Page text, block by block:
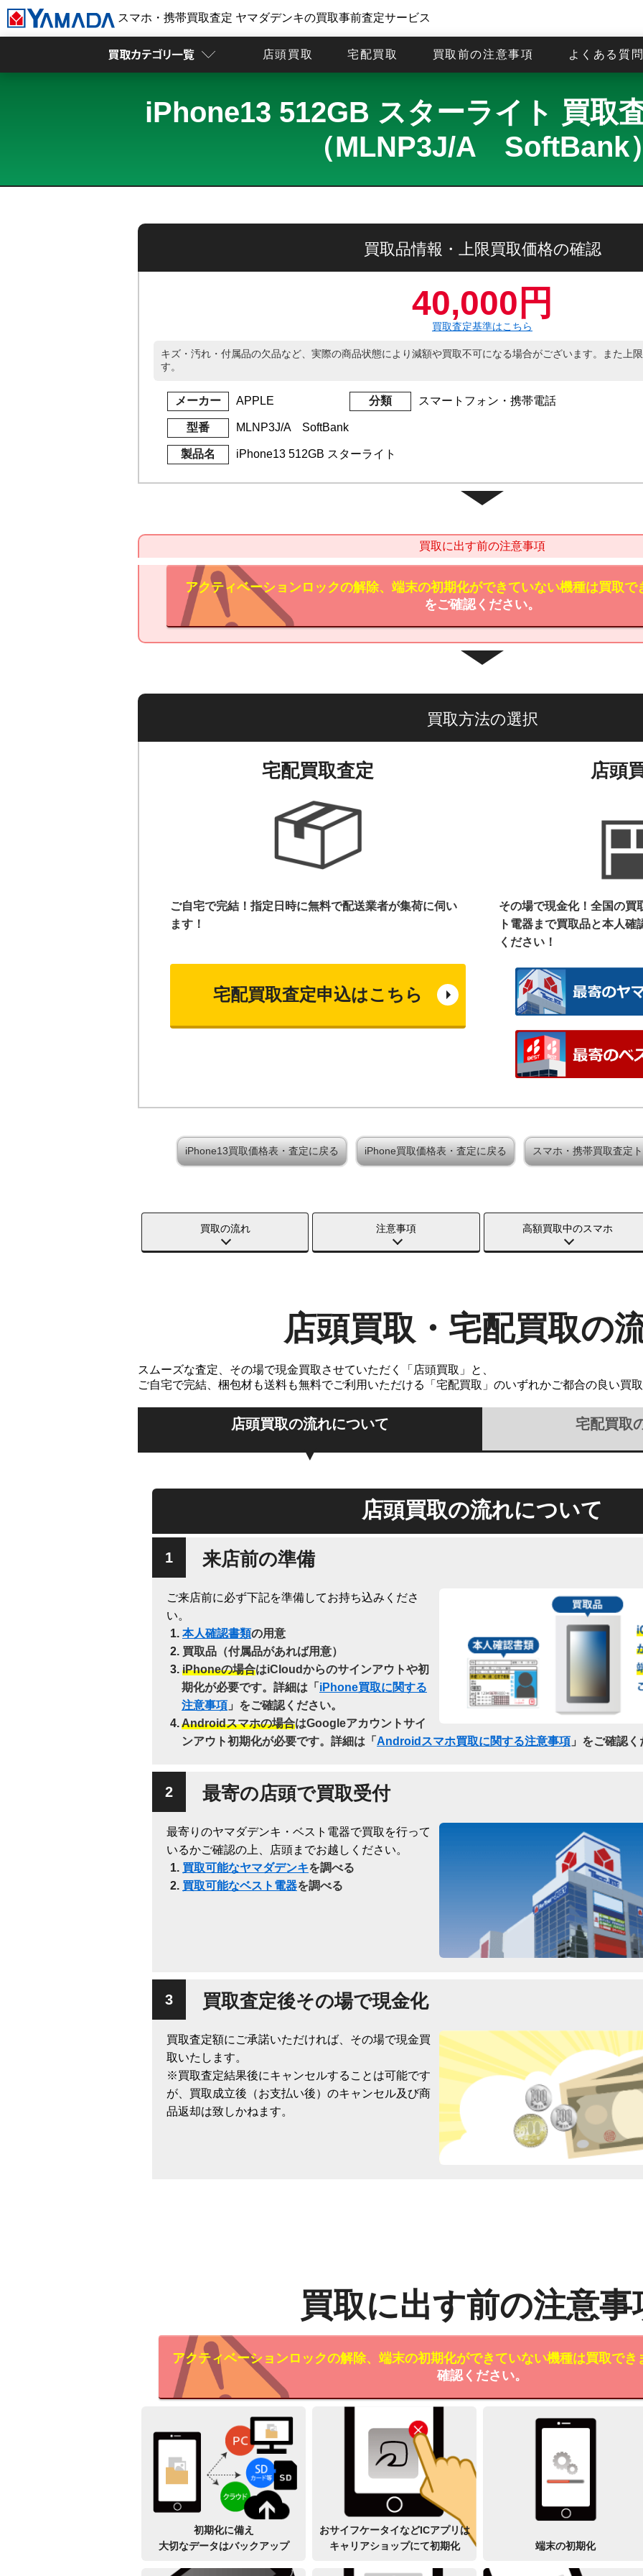
スマホ・携帯買取査定 ヤマダデンキの買取事前査定サービス
店頭買取 宅配買取 買取前の注意事項 よくある質
iPhone13 512GB スターライト 買取
（MLNP3J/A SoftBank
買取品情報・上限買取価格の確認
40,000円
買取査定基準はこちら
キズ・汚れ・付属品の欠品など、実際の商品状態により減額や買取不可になる場合がございます。また上
す。
メーカー APPLE 分類 スマートフォン・携帯電話
型番 MLNP3J/A SoftBank
製品名 iPhone13 512GB スターライト
買取に出す前の注意事項
アクティベーションロックの解除、端末の初期化ができていない機種は買取で
をご確認ください。
買取方法の選択
宅配買取査定
ご自宅で完結！指定日時に無料で配送業者が集荷に伺い
ます！
宅配買取査定申込はこちら
店頭
その場で現金化！全国の買
ト電器まで買取品と本人確
ください！
iPhone13買取価格表・査定に戻る iPhone買取価格表・査定に戻る スマホ・携帯買取査定
買取の流れ 注意事項 高額買取中のスマホ
店頭買取・宅配買取の
スムーズな査定、その場で現金買取させていただく「店頭買取」と、
ご自宅で完結、梱包材も送料も無料でご利用いただける「宅配買取」のいずれかご都合の良い買
店頭買取の流れについて 宅配買取
店頭買取の流れについて
来店前の準備
ご来店前に必ず下記を準備してお持ち込みくださ
い。
本人確認書類の用意
買取品（付属品があれば用意）
iPhoneの場合はiCloudからのサインアウトや初
期化が必要です。詳細は「 iPhone買取に関する
注意事項 」をご確認ください。
Androidスマホの場合はGoogleアカウントサイ
ンアウト初期化が必要です。詳細は「 Androidスマホ買取に関する注意事項 」をご確認
最寄の店頭で買取受付
最寄りのヤマダデンキ・ベスト電器で買取を行って
いるかご確認の上、店頭までお越しください。
買取可能なヤマダデンキを調べる
買取可能なベスト電器を調べる
買取査定後その場で現金化
買取査定額にご承諾いただければ、その場で現金買
取いたします。
※買取査定結果後にキャンセルすることは可能です
が、買取成立後（お支払い後）のキャンセル及び商
品返却は致しかねます。
買取に出す前の注意事
アクティベーションロックの解除、端末の初期化ができていない機種は買取でき
確認ください。
初期化に備え
大切なデータはバックアップ
おサイフケータイなどICアプリは
キャリアショップにて初期化
端末の初期化